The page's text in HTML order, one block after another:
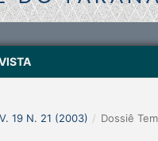
V. 19 N. 21 (2003) / Dossiê